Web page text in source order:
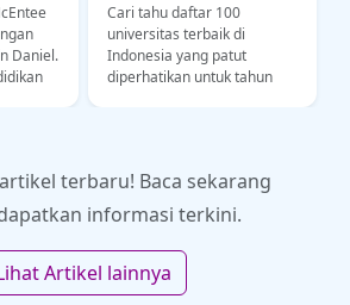
Daniel.
Cari tahu daftar 100
universitas terbaik di
Indonesia yang patut
diperhatikan untuk tahun
terbaru! Baca sekarang
informasi terkini.
Artikel lainnya